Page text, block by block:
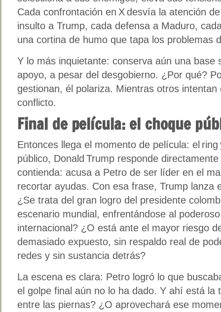
Cada confrontación en X desvía la atención
insulto a Trump, cada defensa a Maduro,
una cortina de humo que tapa los problemas
Y lo más inquietante: conserva aún una base
apoyo, a pesar del desgobierno. ¿Por qué?
gestionan, él polariza. Mientras otros
conflicto.
Final de película: el choque
Entonces llega el momento de película: el
público, Donald Trump responde
contienda: acusa a Petro de ser líder en el
recortar ayudas. Con esa frase, Trump lanza
¿Se trata del gran logro del presidente
escenario mundial, enfrentándose al
internacional? ¿O está ante el mayor riesgo
demasiado expuesto, sin respaldo real de
redes y sin sustancia detrás?
La escena es clara: Petro logró lo que
el golpe final aún no lo ha dado. Y ahí está la
entre las piernas? ¿O aprovechará ese